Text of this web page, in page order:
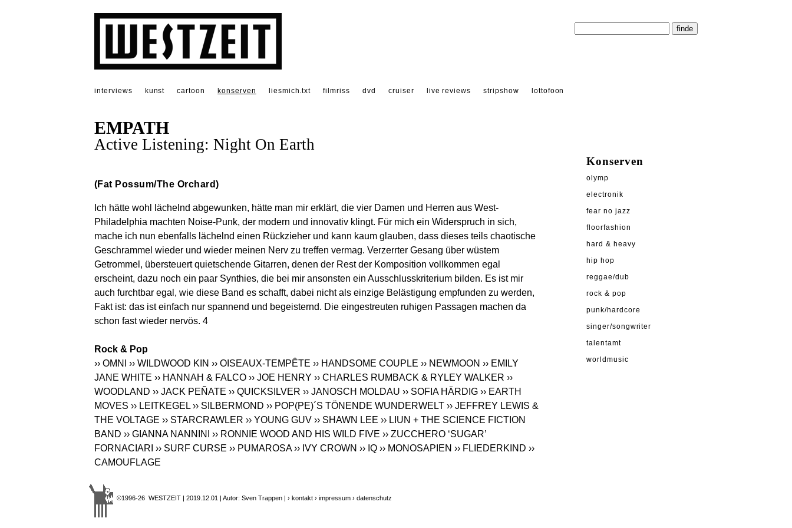
interviews kunst cartoon konserven liesmich.txt filmriss dvd cruiser live reviews stripshow lottofoon
EMPATH
Active Listening: Night On Earth
(Fat Possum/The Orchard)
Ich hätte wohl lächelnd abgewunken, hätte man mir erklärt, die vier Damen und Herren aus West-
Philadelphia machten Noise-Punk, der modern und innovativ klingt. Für mich ein Widerspruch in sich,
mache ich nun ebenfalls lächelnd einen Rückzieher und kann kaum glauben, dass dieses teils chaotische
Geschrammel wieder und wieder meinen Nerv zu treffen vermag. Verzerrter Gesang über wüstem
Getrommel, übersteuert quietschende Gitarren, denen der Rest der Komposition vollkommen egal
erscheint, dazu noch ein paar Synthies, die bei mir ansonsten ein Ausschlusskriterium bilden. Es ist mir
auch furchtbar egal, wie diese Band es schafft, dabei nicht als einzige Belästigung empfunden zu werden,
Fakt ist: das ist einfach nur spannend und begeisternd. Die eingestreuten ruhigen Passagen machen da
schon fast wieder nervös. 4
Rock & Pop
›› OMNI
›› WILDWOOD KIN ›› OISEAUX-TEMPÊTE ›› HANDSOME COUPLE ›› NEWMOON ›› EMILY
JANE WHITE ›› HANNAH & FALCO ›› JOE HENRY ›› CHARLES RUMBACK & RYLEY WALKER ››
WOODLAND ›› JACK PEÑATE ›› QUICKSILVER ›› JANOSCH MOLDAU ›› SOFIA HÄRDIG ›› EARTH
MOVES ›› LEITKEGEL ›› SILBERMOND ›› POP(PE)´S TÖNENDE WUNDERWELT ›› JEFFREY LEWIS &
THE VOLTAGE ›› STARCRAWLER ›› YOUNG GUV ›› SHAWN LEE ›› LIUN + THE SCIENCE FICTION
BAND ›› GIANNA NANNINI ›› RONNIE WOOD AND HIS WILD FIVE ›› ZUCCHERO ‘SUGAR’
FORNACIARI ›› SURF CURSE ›› PUMAROSA ›› IVY CROWN ›› IQ ›› MONOSAPIEN ›› FLIEDERKIND ››
CAMOUFLAGE
©1996-26 WESTZEIT | 2019.12.01 | Autor: Sven Trappen | › kontakt › impressum › datenschutz
Konserven
olymp
electronik
fear no jazz
floorfashion
hard & heavy
hip hop
reggae/dub
rock & pop
punk/hardcore
singer/songwriter
talentamt
worldmusic